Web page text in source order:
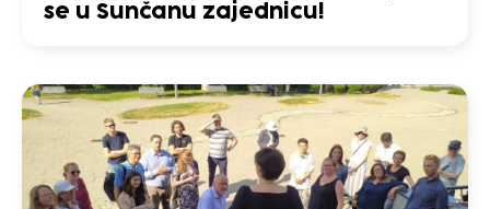
se u Sunčanu zajednicu!